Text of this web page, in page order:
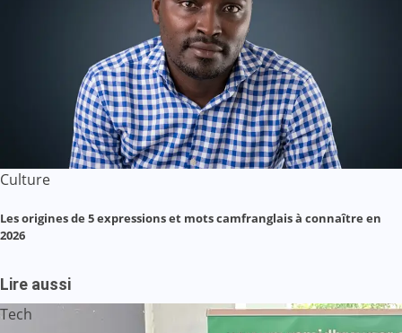
Culture
Les origines de 5 expressions et mots camfranglais à connaître en
2026
Lire aussi
Tech